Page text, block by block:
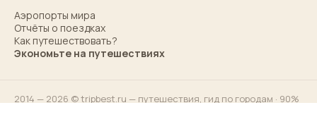
Аэропорты мира
Отчёты о поездках
Как путешествовать?
Экономьте на путешествиях
2014 — 2026 © tripbest.ru — путешествия, гид по городам · 90%